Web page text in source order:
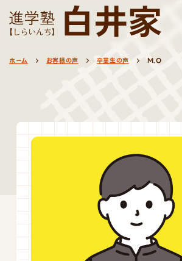
ホーム お客様の声 卒業生の声 M.O